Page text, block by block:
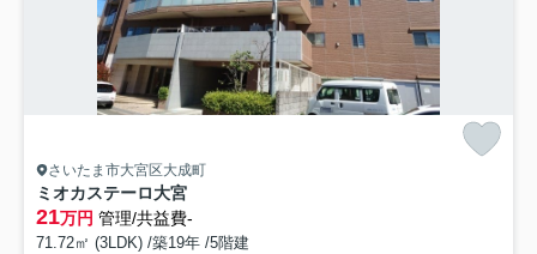
さいたま市大宮区大成町
ミオカステーロ大宮
21万円 管理/共益費-
71.72㎡ (3LDK) /築19年 /5階建